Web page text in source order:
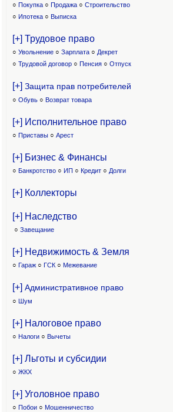
○ Покупка ○ Продажа ○ Строительство
○ Ипотека ○ Выписка
[+] Трудовое право
○ Увольнение ○ Зарплата ○ Декрет
○ Трудовой договор ○ Пенсия ○ Отпуск
[+] Защита прав потребителей
○ Обувь ○ Возврат товара
[+] Исполнительное право
○ Приставы ○ Арест
[+] Бизнес & Финансы
○ Банкротство ○ ИП ○ Кредит ○ Долги
[+] Коллекторы
[+] Наследство
○ Завещание
[+] Недвижимость & Земля
○ Гараж ○ ГСК ○ Межевание
[+] Административное право
○ Шум
[+] Налоговое право
○ Налоги ○ Вычеты
[+] Льготы и субсидии
○ ЖКХ
[+] Уголовное право
○ Побои ○ Мошенничество